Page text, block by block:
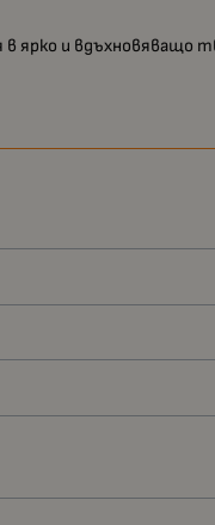
ярко и вдъхновяващо